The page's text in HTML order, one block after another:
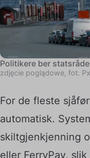
Politikere ber
zdjęcie poglądowe, fot.
For de fleste
automatisk.
skiltgjenkjenning
eller FerryPay,